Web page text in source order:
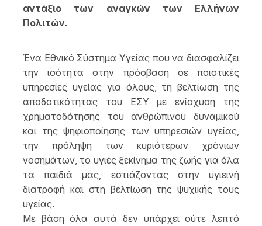
αντάξιο των αναγκών των Ελλήνων
Πολιτών.
Ένα Εθνικό Σύστημα Υγείας που να διασφαλίζει
την ισότητα στην πρόσβαση σε ποιοτικές
υπηρεσίες υγείας για όλους, τη βελτίωση της
αποδοτικότητας του ΕΣΥ με ενίσχυση της
χρηματοδότησης του ανθρώπινου δυναμικού
και της ψηφιοποίησης των υπηρεσιών υγείας,
την πρόληψη των κυριότερων χρόνιων
νοσημάτων, το υγιές ξεκίνημα της ζωής για όλα
τα παιδιά μας, εστιάζοντας στην υγιεινή
διατροφή και στη βελτίωση της ψυχικής τους
υγείας.
Με βάση όλα αυτά δεν υπάρχει ούτε λεπτό